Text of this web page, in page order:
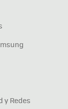
y Redes